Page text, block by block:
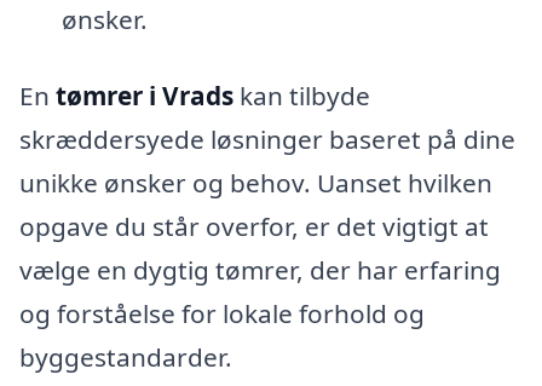
ønsker.
En tømrer i Vrads kan tilbyde
skræddersyede løsninger baseret på dine
unikke ønsker og behov. Uanset hvilken
opgave du står overfor, er det vigtigt at
vælge en dygtig tømrer, der har erfaring
og forståelse for lokale forhold og
byggestandarder.